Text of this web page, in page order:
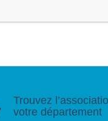
Trouvez
votre département